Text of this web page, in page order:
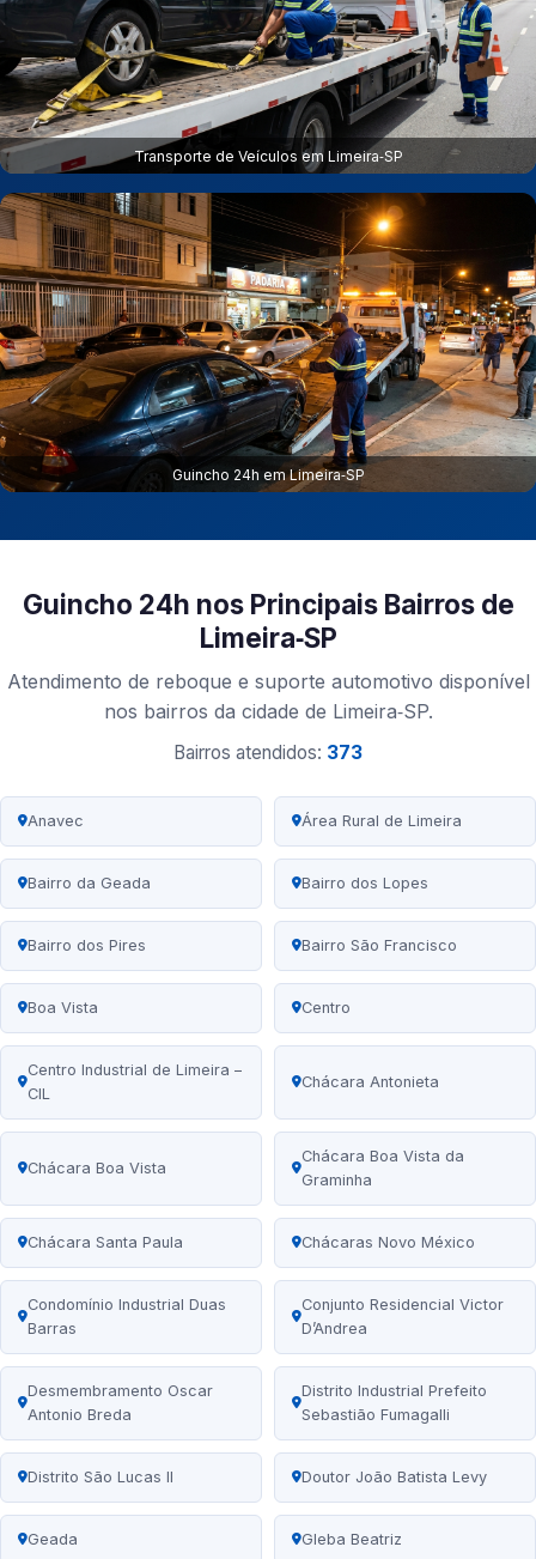
Transporte de Veículos em Limeira‑SP
Guincho 24h em Limeira‑SP
Guincho 24h nos Principais Bairros de
Limeira‑SP
Atendimento de reboque e suporte automotivo disponível
nos bairros da cidade de Limeira‑SP.
Bairros atendidos: 373
Anavec Área Rural de Limeira
Bairro da Geada Bairro dos Lopes
Bairro dos Pires Bairro São Francisco
Boa Vista Centro
Centro Industrial de Limeira –
CIL
Chácara Antonieta
Chácara Boa Vista
Chácara Boa Vista da
Graminha
Chácara Santa Paula Chácaras Novo México
Condomínio Industrial Duas
Barras
Conjunto Residencial Victor
D’Andrea
Desmembramento Oscar
Antonio Breda
Distrito Industrial Prefeito
Sebastião Fumagalli
Distrito São Lucas II Doutor João Batista Levy
Geada Gleba Beatriz